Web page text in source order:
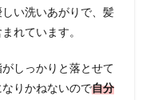
い洗いあがりで、髪
れています。
しっかりと落とせて
りかねないので自分